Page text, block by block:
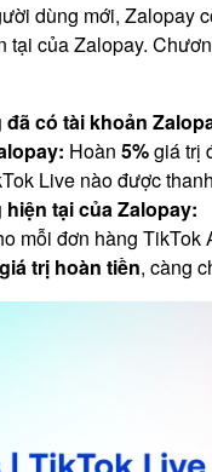
dùng mới, Zalopay
tại của Zalopay.
có tài khoản
Hoàn 5%giá trị
Live nào được
tại của Zalopay:
mỗi đơn hàng TikTok
trị hoàn tiền, càng